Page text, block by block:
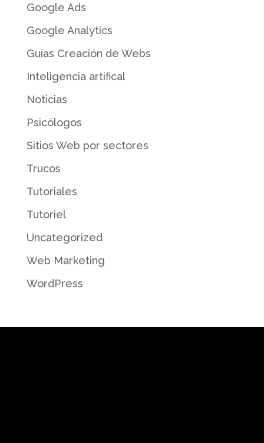
Google Ads
Google Analytics
Guías Creación de Webs
Inteligencia artifical
Noticias
Psicólogos
Sitios Web por sectores
Trucos
Tutoriales
Tutoriel
Uncategorized
Web Marketing
WordPress